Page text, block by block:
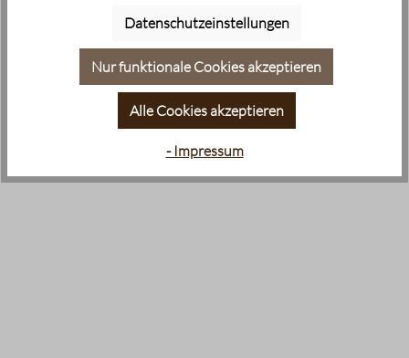
Datenschutzeinstellungen
Nur funktionale Cookies akzeptieren
Alle Cookies akzeptieren
- Impressum